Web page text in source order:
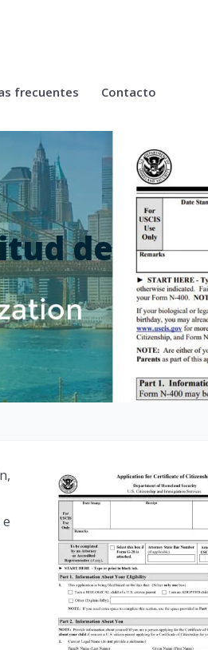
frecuentes Contacto
de